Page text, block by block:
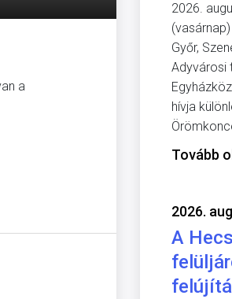
a
2026.
Győr,
Adyvárosi
hívja
Tovább
2026.
A